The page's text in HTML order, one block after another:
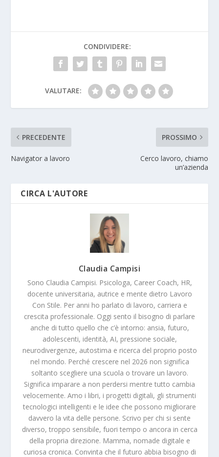
CONDIVIDERE:
VALUTARE:
PRECEDENTE
Navigator a lavoro
PROSSIMO
Cerco lavoro, chiamo
un’azienda
CIRCA L'AUTORE
Claudia Campisi
Sono Claudia Campisi. Psicologa, Career Coach, HR,
docente universitaria, autrice e mente dietro Lavoro
Con Stile. Per anni ho parlato di lavoro, carriera e
crescita professionale. Oggi sento il bisogno di parlare
anche di tutto quello che c’è intorno: ansia, futuro,
adolescenti, identità, AI, pressione sociale,
neurodivergenze, autostima e ricerca del proprio posto
nel mondo. Perché crescere nel 2026 non significa
soltanto scegliere una scuola o trovare un lavoro.
Significa imparare a non perdersi mentre tutto cambia
velocemente. Amo i libri, i progetti digitali, gli strumenti
tecnologici intelligenti e le idee che possono migliorare
davvero la vita delle persone. Scrivo per chi si sente
diverso, troppo sensibile, fuori tempo o ancora in cerca
della propria direzione. Mamma, nomade digitale e
curiosa cronica. Convinta che il futuro abbia bisogno di